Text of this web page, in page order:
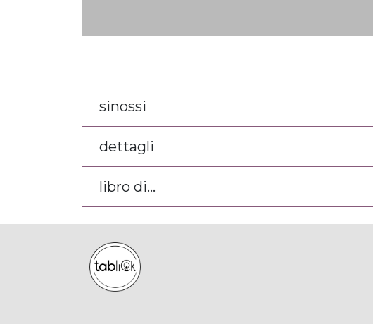
sinossi
dettagli
libro di...